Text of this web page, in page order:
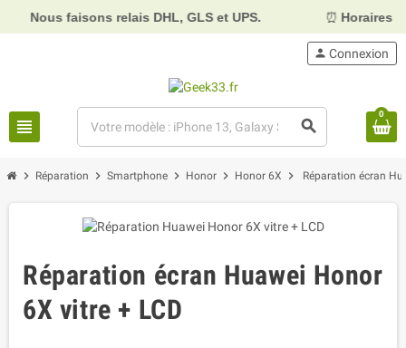
faisons relais DHL, GLS et UPS. Horaires :Mardi,
view_headline search
person Connexion
0
chevron_right Réparation chevron_right Smartphone chevron_right Honor chevron_right Honor 6X chevron_right Réparation écran
Réparation écran Huawei Honor
6X vitre + LCD